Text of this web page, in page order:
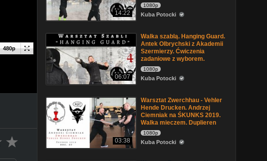
480p
14:22
1080p
Kuba Potocki
06:07
Walka szablą. Hanging Guard.
Antek Olbrychski z Akademii
Szermierzy. Ćwiczenia
zadaniowe z wyborem.
1080p
Kuba Potocki
03:38
Warsztat Zwerchhau - Vehler
Hende Drucken. Andrzej
Ciemniak na ŚKUNKS 2019.
Walka mieczem. Duplieren
1080p
Kuba Potocki